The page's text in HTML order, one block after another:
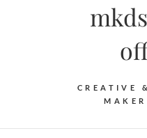
CREATIVE